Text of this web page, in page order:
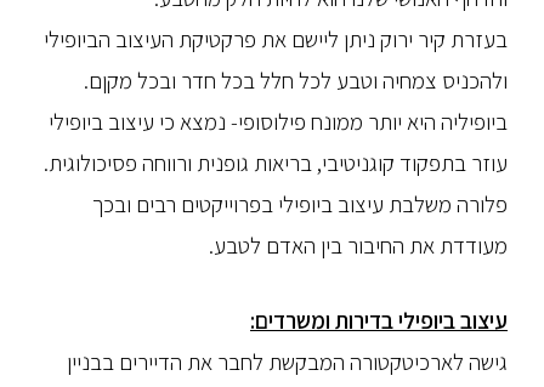
בעזרת קיר ירוק ניתן ליישם את פרקטיקת העיצוב הביופילי
ולהכניס צמחיה וטבע לכל חלל בכל חדר ובכל מקןם.
ביופיליה היא יותר ממונח פילוסופי- נמצא כי עיצוב ביופילי
עוזר בתפקוד קוגניטיבי, בריאות גופנית ורווחה פסיכולוגית.
פלורה משלבת עיצוב ביופילי בפרוייקטים רבים ובכך
מעודדת את החיבור בין האדם לטבע.
עיצוב ביופילי בדירות ומשרדים:
גישה לארכיטקטורה המבקשת לחבר את הדיירים בבניין